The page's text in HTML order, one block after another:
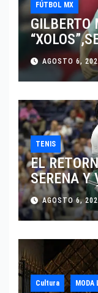
FÚTBOL MX
GILBERTO
JUGAR EN
AGOSTO 6,
TENIS
EL
SERENA Y
AGOSTO 6,
Cultura MODA